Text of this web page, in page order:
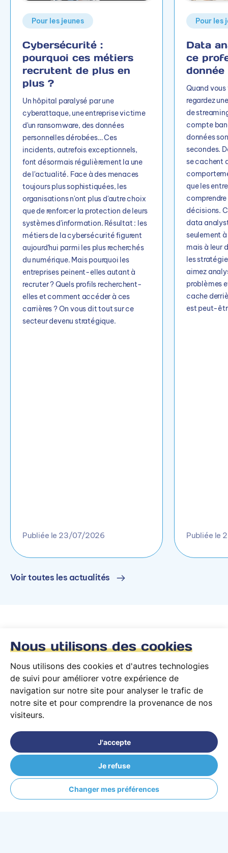
Nous utilisons des cookies
Nous utilisons des cookies et d'autres technologies
de suivi pour améliorer votre expérience de
navigation sur notre site pour analyser le trafic de
notre site et pour comprendre la provenance de nos
visiteurs.
J'accepte
Je refuse
Changer mes préférences
Pour les jeunes
Cybersécurité :
pourquoi ces métiers
recrutent de plus en
plus ?
Un hôpital paralysé par une
cyberattaque, une entreprise victime
d'un ransomware, des données
personnelles dérobées… Ces
incidents, autrefois exceptionnels,
font désormais régulièrement la une
de l'actualité. Face à des menaces
toujours plus sophistiquées, les
organisations n'ont plus d'autre choix
que de renforcer la protection de leurs
systèmes d'information. Résultat : les
métiers de la cybersécurité figurent
aujourd'hui parmi les plus recherchés
du numérique. Mais pourquoi les
entreprises peinent-elles autant à
recruter ? Quels profils recherchent-
elles et comment accéder à ces
carrières ? On vous dit tout sur ce
secteur devenu stratégique.
Publiée le 23/07/2026
Pour les
Data
ce
donnée
Quand
regardez
de
compte
données
secondes.
se cachent
que les
comprendre
décisions.
data
seulement
mais à leur
les
aimez
problèmes
cache
est peut-
Publiée le
Voir toutes les actualités
Vous êtes une école ?
Vous souhaitez que vos formations
apparaissent sur PARCOURS Privé ?
Se faire référencer